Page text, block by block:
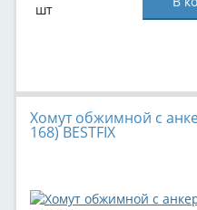
шт
Хомут обжимной с
168) BESTFIX